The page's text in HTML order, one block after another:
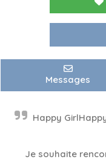
Messages
Happy
Je souhaite